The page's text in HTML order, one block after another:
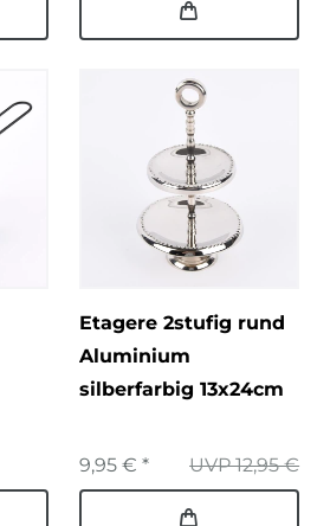
Etagere 2stufig rund
Aluminium
silberfarbig 13x24cm
UVP 12,95 €
9,95 € *